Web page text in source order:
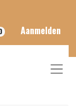
Aanmelden